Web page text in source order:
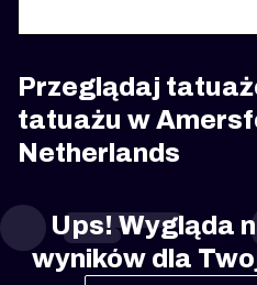
KRAKÓW
WROCŁAW
BERLIN
PRAGA
Przeglądaj
tatuażu w
Netherlands
Ups! Wygląda
wyników dla